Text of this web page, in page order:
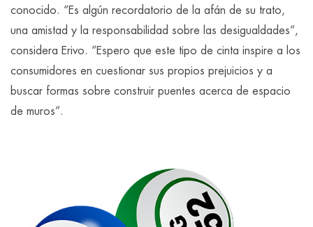
conocido. “Es algún recordatorio de la afán de su trato,
una amistad y la responsabilidad sobre las desigualdades”,
considera Erivo. “Espero que este tipo de cinta inspire a los
consumidores en cuestionar sus propios prejuicios y a
buscar formas sobre construir puentes acerca de espacio
de muros”.